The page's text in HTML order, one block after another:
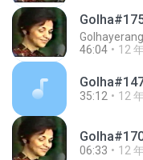
46:04
12
35:12 12
06:33 12